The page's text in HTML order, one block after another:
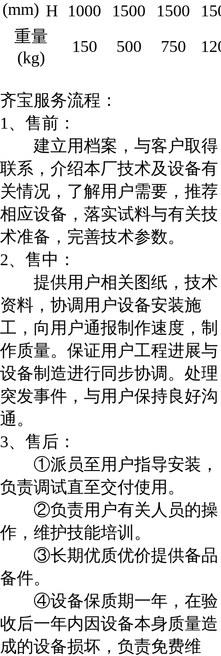
(mm) H
1000 1500 1500
重量
(kg)
150 500 750
齐宝服务流程：
1、售前：
建立用档案，与客户取得
联系，介绍本厂技术及设备有
关情况，了解用户需要，推荐
相应设备，落实试料与有关技
术准备，完善技术参数。
2、售中：
提供用户相关图纸，技术
资料，协调用户设备安装施
工，向用户通报制作速度，制
作质量。保证用户工程进展与
设备制造进行同步协调。处理
突发事件，与用户保持良好沟
通。
3、售后：
①派员至用户指导安装，
负责调试直至交付使用。
②负责用户有关人员的操
作，维护技能培训。
③长期优质优价提供备品
备件。
④设备保质期一年，在验
收后一年内因设备本身质量造
成的设备损坏，负责免费维